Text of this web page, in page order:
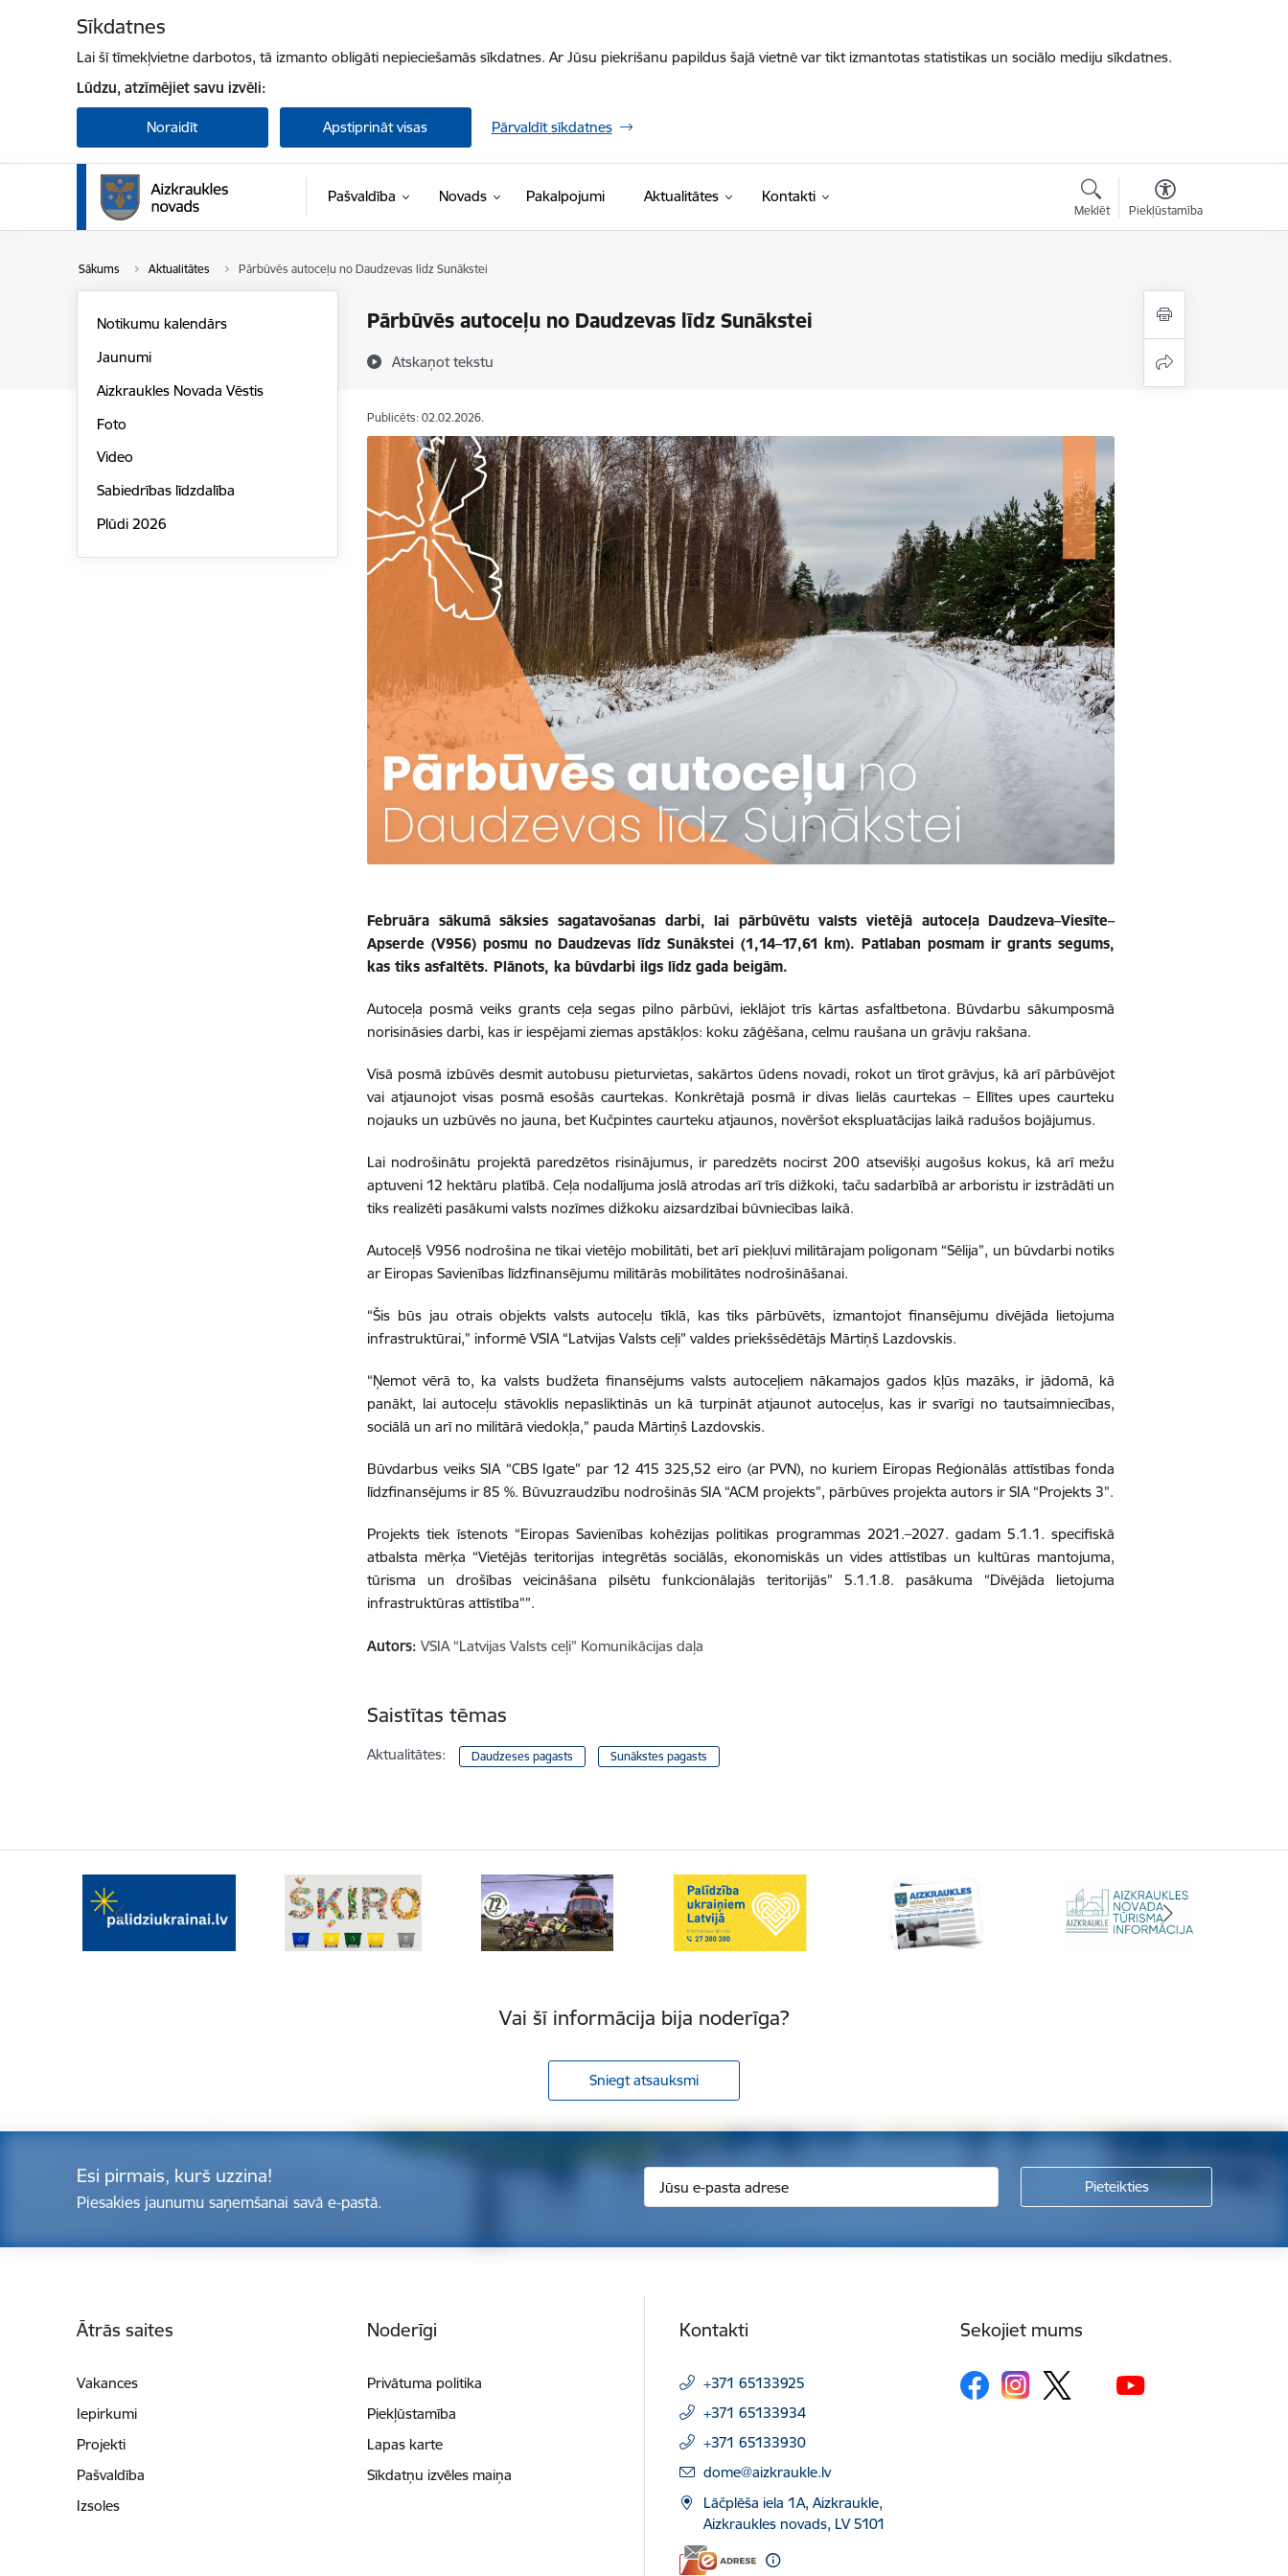
Sīkdatnes
Lai šī tīmekļvietne darbotos, tā izmanto obligāti nepieciešamās sīkdatnes. Ar Jūsu piekrišanu papildus šajā vietnē var tikt izmantotas statistikas un sociālo mediju sīkdatnes.
Lūdzu, atzīmējiet savu izvēli:
Noraidīt Apstiprināt visas Pārvaldīt sīkdatnes
Pašvaldība Novads Pakalpojumi Aktualitātes Kontakti
Meklēt Piekļūstamība
Sākums Aktualitātes Pārbūvēs autoceļu no Daudzevas līdz Sunākstei
Pārbūvēs autoceļu no Daudzevas līdz Sunākstei
Atskaņot tekstu
Notikumu kalendārs
Jaunumi
Aizkraukles Novada Vēstis
Foto
Video
Sabiedrības līdzdalība
Plūdi 2026
Publicēts: 02.02.2026.
Februāra sākumā sāksies sagatavošanas darbi, lai pārbūvētu valsts vietējā autoceļa Daudzeva–Viesīte–
Apserde (V956) posmu no Daudzevas līdz Sunākstei (1,14–17,61 km). Patlaban posmam ir grants segums,
kas tiks asfaltēts. Plānots, ka būvdarbi ilgs līdz gada beigām.
Autoceļa posmā veiks grants ceļa segas pilno pārbūvi, ieklājot trīs kārtas asfaltbetona. Būvdarbu sākumposmā
norisināsies darbi, kas ir iespējami ziemas apstākļos: koku zāģēšana, celmu raušana un grāvju rakšana.
Visā posmā izbūvēs desmit autobusu pieturvietas, sakārtos ūdens novadi, rokot un tīrot grāvjus, kā arī pārbūvējot
vai atjaunojot visas posmā esošās caurtekas. Konkrētajā posmā ir divas lielās caurtekas – Ellītes upes caurteku
nojauks un uzbūvēs no jauna, bet Kučpintes caurteku atjaunos, novēršot ekspluatācijas laikā radušos bojājumus.
Lai nodrošinātu projektā paredzētos risinājumus, ir paredzēts nocirst 200 atsevišķi augošus kokus, kā arī mežu
aptuveni 12 hektāru platībā. Ceļa nodalījuma joslā atrodas arī trīs dižkoki, taču sadarbībā ar arboristu ir izstrādāti un
tiks realizēti pasākumi valsts nozīmes dižkoku aizsardzībai būvniecības laikā.
Autoceļš V956 nodrošina ne tikai vietējo mobilitāti, bet arī piekļuvi militārajam poligonam “Sēlija”, un būvdarbi notiks
ar Eiropas Savienības līdzfinansējumu militārās mobilitātes nodrošināšanai.
“Šis būs jau otrais objekts valsts autoceļu tīklā, kas tiks pārbūvēts, izmantojot finansējumu divējāda lietojuma
infrastruktūrai,” informē VSIA “Latvijas Valsts ceļi” valdes priekšsēdētājs Mārtiņš Lazdovskis.
“Ņemot vērā to, ka valsts budžeta finansējums valsts autoceļiem nākamajos gados kļūs mazāks, ir jādomā, kā
panākt, lai autoceļu stāvoklis nepasliktinās un kā turpināt atjaunot autoceļus, kas ir svarīgi no tautsaimniecības,
sociālā un arī no militārā viedokļa,” pauda Mārtiņš Lazdovskis.
Būvdarbus veiks SIA “CBS Igate” par 12 415 325,52 eiro (ar PVN), no kuriem Eiropas Reģionālās attīstības fonda
līdzfinansējums ir 85 %. Būvuzraudzību nodrošinās SIA “ACM projekts”, pārbūves projekta autors ir SIA “Projekts 3”.
Projekts tiek īstenots “Eiropas Savienības kohēzijas politikas programmas 2021.–2027. gadam 5.1.1. specifiskā
atbalsta mērķa “Vietējās teritorijas integrētās sociālās, ekonomiskās un vides attīstības un kultūras mantojuma,
tūrisma un drošības veicināšana pilsētu funkcionālajās teritorijās” 5.1.1.8. pasākuma “Divējāda lietojuma
infrastruktūras attīstība””.
Autors: VSIA “Latvijas Valsts ceļi” Komunikācijas daļa
Saistītas tēmas
Aktualitātes: Daudzeses pagasts Sunākstes pagasts
Vai šī informācija bija noderīga?
Sniegt atsauksmi
Esi pirmais, kurš uzzina!
Piesakies jaunumu saņemšanai savā e-pastā.
Ātrās saites
Vakances
Iepirkumi
Projekti
Pašvaldība
Izsoles
Noderīgi
Privātuma politika
Piekļūstamība
Lapas karte
Sīkdatņu izvēles maiņa
Kontakti
+371 65133925
+371 65133934
+371 65133930
E-pasts:
dome@aizkraukle.lv
Lāčplēša iela 1A, Aizkraukle,
Aizkraukles novads, LV 5101
Sekojiet mums